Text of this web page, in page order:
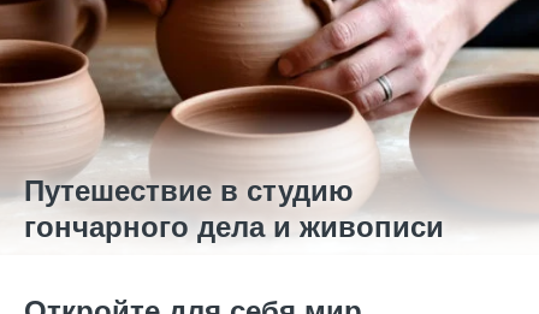
Путешествие в студию
гончарного дела и живописи